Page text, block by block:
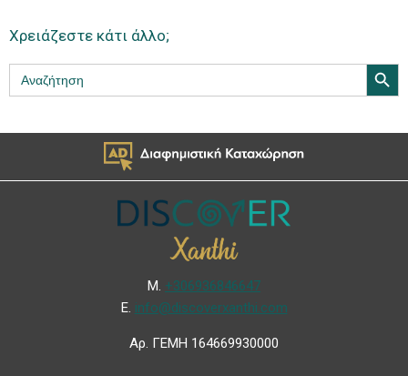
Χρειάζεστε κάτι άλλο;
Search
for:
Search
Μ. +306936846647
Ε. info@discoverxanthi.com
Αρ. ΓΕΜΗ 164669930000